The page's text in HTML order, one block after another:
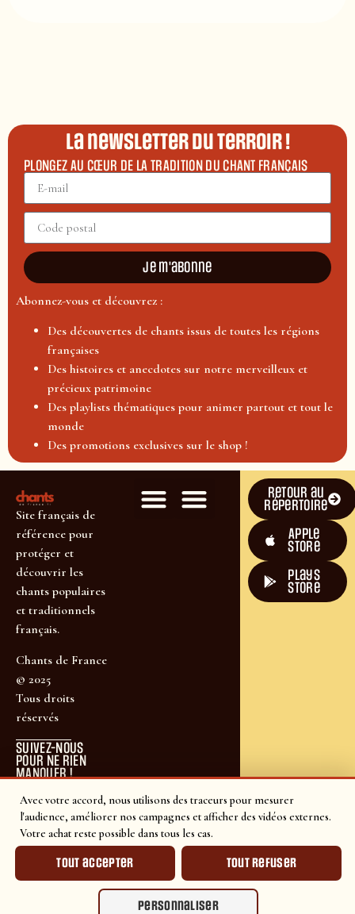
Avec votre accord, nous utilisons des traceurs pour mesurer
l'audience, améliorer nos campagnes et afficher des vidéos externes.
Votre achat reste possible dans tous les cas.
Tout accepter Tout refuser
Personnaliser
La newsletter du terroir !
PLONGEZ AU CŒUR DE LA TRADITION DU CHANT FRANÇAIS
Je m'abonne
Abonnez-vous et découvrez :
Des découvertes de chants issus de toutes les régions
françaises
Des histoires et anecdotes sur notre merveilleux et
précieux patrimoine
Des playlists thématiques pour animer partout et tout le
monde
Des promotions exclusives sur le shop !
Site français de
référence pour
protéger et
découvrir les
chants populaires
et traditionnels
français.
Chants de France
© 2025
Tous droits
réservés
SUIVEZ-NOUS
POUR NE RIEN
MANQUER !
Retour au
répertoire
Apple
Store
plays
store